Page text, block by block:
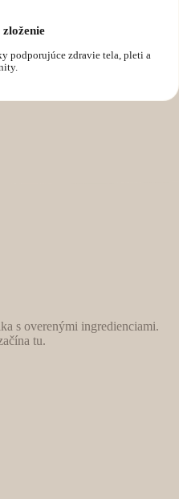
podporujúce zdravie tela, pleti a
s overenými ingredienciami.
tu.